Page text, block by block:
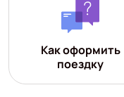
Как оформить
поездку